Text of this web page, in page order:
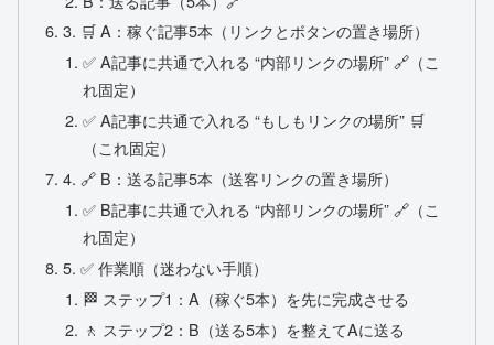
3. 🛒 A：稼ぐ記事5本（リンクとボタンの置き場所）
✅ A記事に共通で入れる “内部リンクの場所” 🔗（こ
れ固定）
✅ A記事に共通で入れる “もしもリンクの場所” 🛒
（これ固定）
4. 🔗 B：送る記事5本（送客リンクの置き場所）
✅ B記事に共通で入れる “内部リンクの場所” 🔗（こ
れ固定）
5. ✅ 作業順（迷わない手順）
🏁 ステップ1：A（稼ぐ5本）を先に完成させる
🚶 ステップ2：B（送る5本）を整えてAに送る